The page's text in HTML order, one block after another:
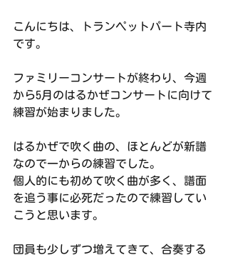
こんにちは、トランペットパート寺内
です。
ファミリーコンサートが終わり、今週
から5月のはるかぜコンサートに向けて
練習が始まりました。
はるかぜで吹く曲の、ほとんどが新譜
なので一からの練習でした。
個人的にも初めて吹く曲が多く、譜面
を追う事に必死だったので練習してい
こうと思います。
団員も少しずつ増えてきて、合奏する